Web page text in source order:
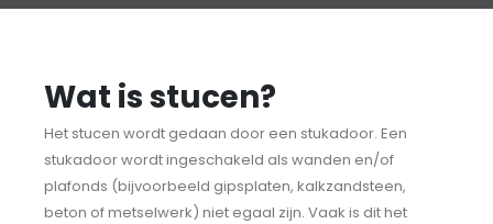
Wat is stucen?
Het stucen wordt gedaan door een stukadoor. Een
stukadoor wordt ingeschakeld als wanden en/of
plafonds (bijvoorbeeld gipsplaten, kalkzandsteen,
beton of metselwerk) niet egaal zijn. Vaak is dit het